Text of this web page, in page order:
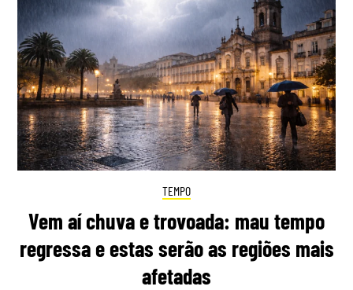
TEMPO
Vem aí chuva e trovoada: mau tempo
regressa e estas serão as regiões mais
afetadas